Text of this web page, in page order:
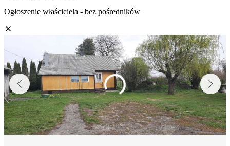
Ogłoszenie właściciela - bez pośredników